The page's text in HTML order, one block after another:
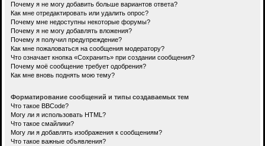
Почему я не могу добавить больше вариантов ответа?
Как мне отредактировать или удалить опрос?
Почему мне недоступны некоторые форумы?
Почему я не могу добавлять вложения?
Почему я получил предупреждение?
Как мне пожаловаться на сообщения модератору?
Что означает кнопка «Сохранить» при создании сообщения?
Почему моё сообщение требует одобрения?
Как мне вновь поднять мою тему?
Форматирование сообщений и типы создаваемых тем
Что такое BBCode?
Могу ли я использовать HTML?
Что такое смайлики?
Могу ли я добавлять изображения к сообщениям?
Что такое важные объявления?